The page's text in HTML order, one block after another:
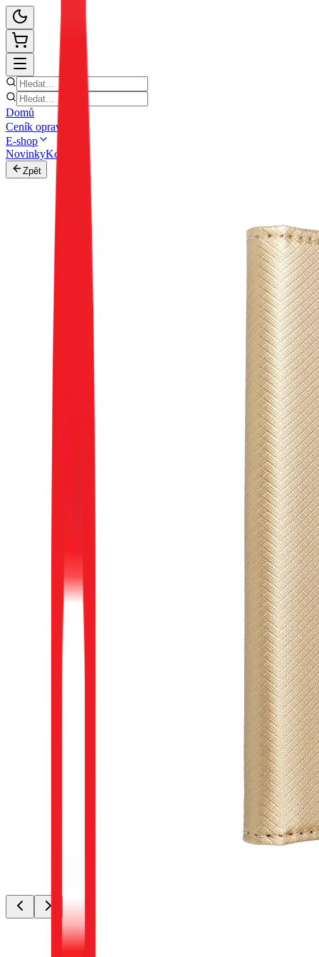
Domů
Ceník oprav
E-shop
NovinkyKontakt
Zpět